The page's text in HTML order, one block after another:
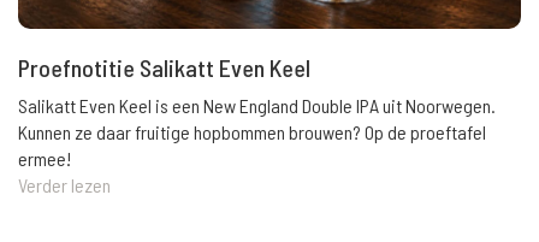
Proefnotitie Salikatt Even Keel
Salikatt Even Keel is een New England Double IPA uit Noorwegen.
Kunnen ze daar fruitige hopbommen brouwen? Op de proeftafel
ermee!
Verder lezen